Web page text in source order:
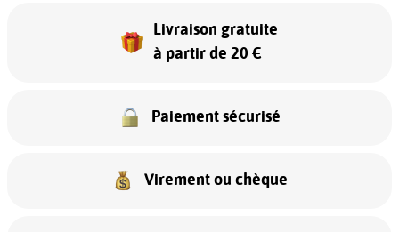
Livraison gratuite
à partir de 20 €
Paiement sécurisé
Virement ou chèque